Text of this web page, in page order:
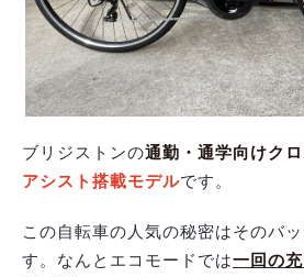
ブリジストンの通勤・通学向けク
アシスト搭載モデルです。
この自転車の人気の秘密はそのバ
す。なんとエコモードでは一回の